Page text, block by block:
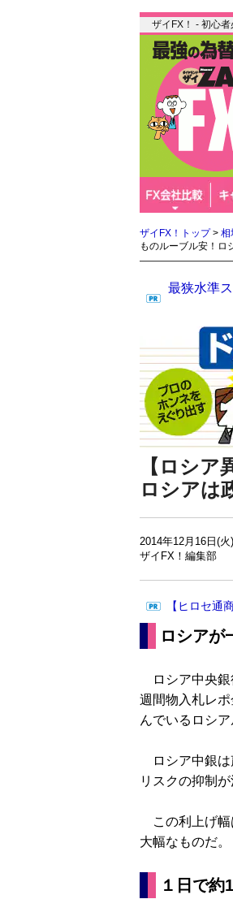
ザイFX！ - 初心
ザイFX！トップ> 相
ものルーブル安！ロ
最狭水準
【ロシア
ロシアは
2014年12月16日(
ザイFX！編集部
【ヒロセ通
ロシアが
ロシア中央銀
週間物入札レポ
んでいるロシ
ロシア中銀は
リスクの抑制
この利上げ幅
大幅なものだ。
１日で約